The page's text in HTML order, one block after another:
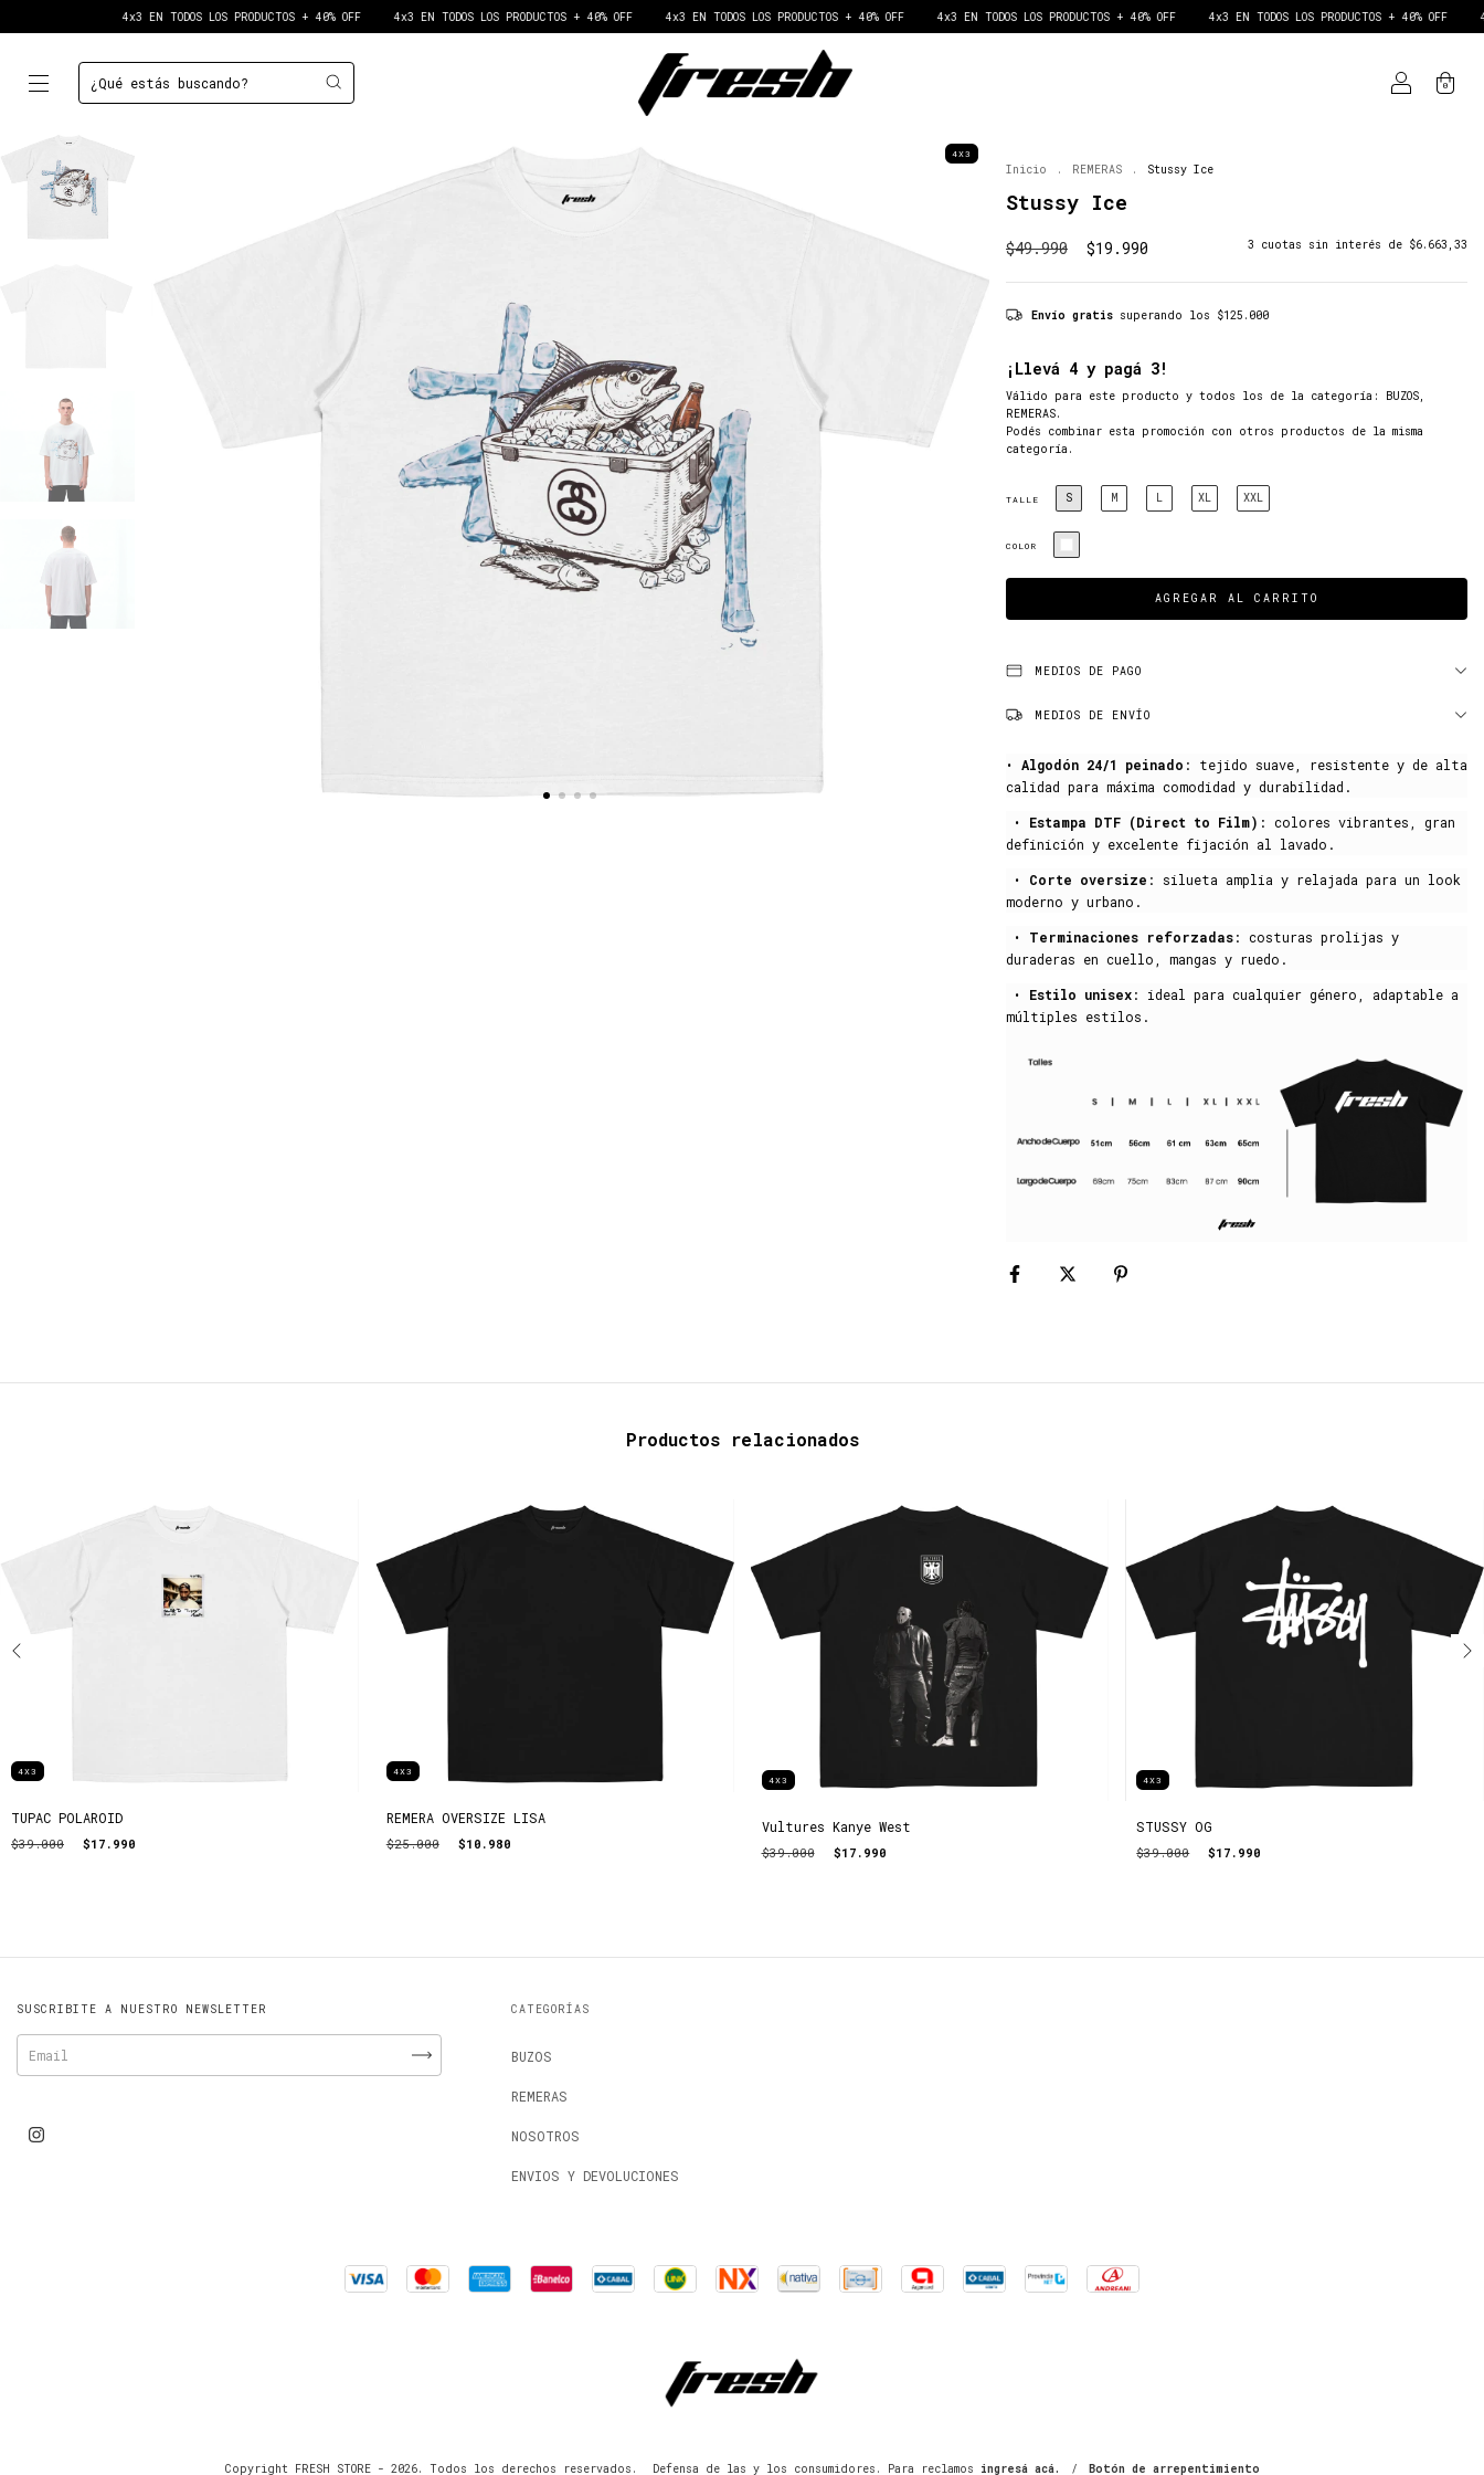
4x3 EN TODOS LOS PRODUCTOS + 40% OFF 4x3 EN TODOS LOS PRODUCTOS + 40% OFF 4x3 EN TODOS LOS PRODUCTOS + 40% OFF 4x3 EN TODOS LOS PRODUCTOS + 40% OFF 4x3 EN TODOS LOS PRODUCTOS + 40% OFF 4x3 EN TODOS
0
4X3
Inicio . REMERAS . Stussy Ice
Stussy Ice
$49.990 $19.990 3 cuotas sin interés de $6.663,33
Envío gratis superando los $125.000
¡Llevá 4 y pagá 3!
Válido para este producto y todos los de la categoría: BUZOS,
REMERAS.
Podés combinar esta promoción con otros productos de la misma
categoría.
TALLE S M L XL XXL
COLOR
MEDIOS DE PAGO
MEDIOS DE ENVÍO
• Algodón 24/1 peinado : tejido suave, resistente y de alta
calidad para máxima comodidad y durabilidad.
•
Estampa DTF (Direct to Film) : colores vibrantes, gran
definición y excelente fijación al lavado.
•
Corte oversize : silueta amplia y relajada para un look
moderno y urbano.
•
Terminaciones reforzadas: costuras prolijas y
duraderas en cuello, mangas y ruedo.
•
Estilo unisex: ideal para cualquier género, adaptable a
múltiples estilos.
Productos relacionados
4X3
TUPAC POLAROID
$39.000 $17.990
4X3
REMERA OVERSIZE LISA
$25.000 $10.980
4X3
Vultures Kanye West
$39.000 $17.990
4X3
STUSSY OG
$39.000 $17.990
SUSCRIBITE A NUESTRO NEWSLETTER CATEGORÍAS
BUZOS
REMERAS
NOSOTROS
ENVIOS Y DEVOLUCIONES
Copyright FRESH STORE - 2026. Todos los derechos reservados. Defensa de las y los consumidores. Para reclamos ingresá acá. / Botón de arrepentimiento